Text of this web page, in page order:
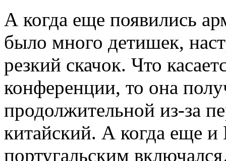
А когда еще появились
было много детишек,
резкий скачок. Что
конференции, то она
продолжительной из-за
китайский. А когда еще и
португальским